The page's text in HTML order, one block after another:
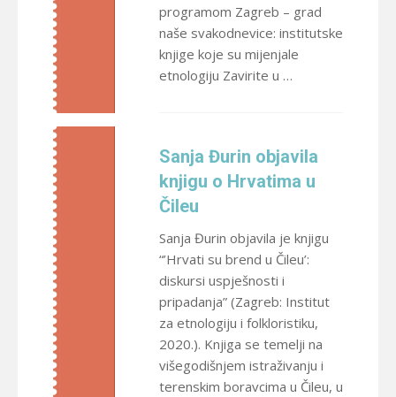
programom Zagreb – grad
naše svakodnevice: institutske
knjige koje su mijenjale
etnologiju Zavirite u …
Sanja Đurin objavila
knjigu o Hrvatima u
Čileu
Sanja Đurin objavila je knjigu
“’Hrvati su brend u Čileu’:
diskursi uspješnosti i
pripadanja” (Zagreb: Institut
za etnologiju i folkloristiku,
2020.). Knjiga se temelji na
višegodišnjem istraživanju i
terenskim boravcima u Čileu, u